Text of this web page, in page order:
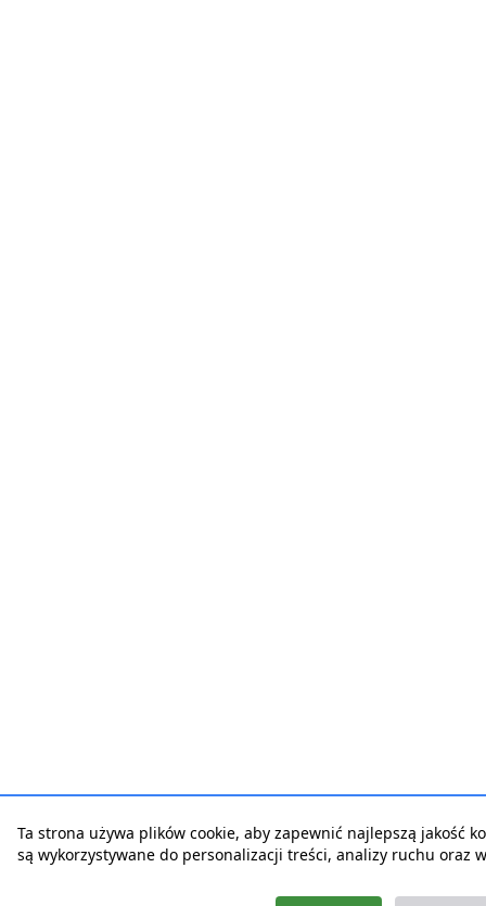
Ta strona używa plików cookie, aby zapewnić najlepszą jakość
są wykorzystywane do personalizacji treści, analizy ruchu oraz